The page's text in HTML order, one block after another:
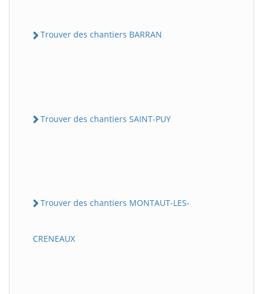
Trouver des chantiers BARRAN
Trouver des chantiers SAINT-PUY
Trouver des chantiers MONTAUT-LES-
CRENEAUX